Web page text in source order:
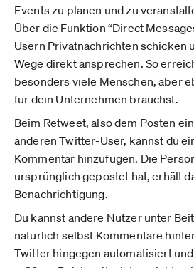
Events zu planen und zu
Über die Funktion “Direct
Usern Privatnachrichten schicken
Wege direkt ansprechen. So
besonders viele Menschen, aber
für dein Unternehmen brauchst.
Beim Retweet, also dem Posten
anderen Twitter-User, kannst du
Kommentar hinzufügen. Die
ursprünglich gepostet hat, erhält
Benachrichtigung.
Du kannst andere Nutzer unter
natürlich selbst Kommentare
Twitter hingegen automatisiert